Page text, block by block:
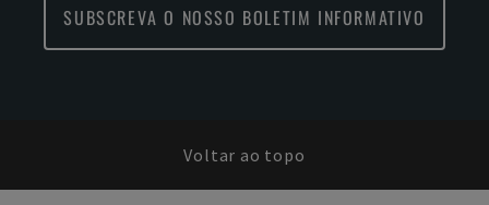
SUBSCREVA O NOSSO BOLETIM INFORMATIVO
Voltar ao topo